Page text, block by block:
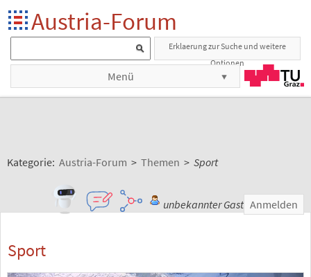
Austria-Forum
Erklaerung zur Suche und weitere
Optionen
Menü
Kategorie: Austria-Forum > Themen > Sport
unbekannter Gast Anmelden
Sport